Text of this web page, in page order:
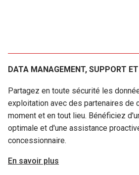
DATA MANAGEMENT, SUPPORT ET
Partagez en toute sécurité les
exploitation avec des partenaires de
moment et en tout lieu. Bénéficiez
optimale et d'une assistance
concessionnaire.
En savoir plus